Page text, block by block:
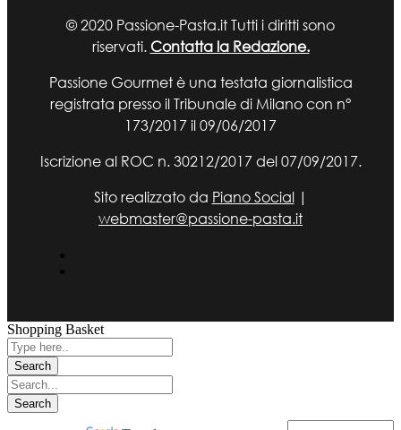
© 2020 Passione-Pasta.it Tutti i diritti sono
riservati. Contatta la Redazione.
Passione Gourmet è una testata giornalistica
registrata presso il Tribunale di Milano con n°
173/2017 il 09/06/2017
Iscrizione al ROC n. 30212/2017 del 07/09/2017.
Sito realizzato da Piano Social|
webmaster@passione-pasta.it
Shopping Basket